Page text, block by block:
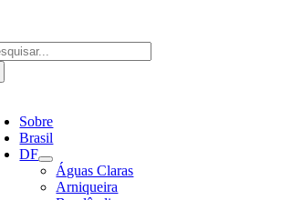
o
conteúdo
Sobre
Brasil
DF
Águas Claras
Arniqueira